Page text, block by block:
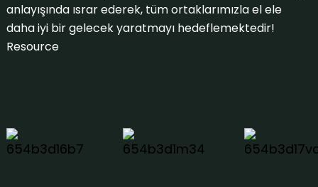
anlayışında ısrar ederek, tüm ortaklarımızla el ele
daha iyi bir gelecek yaratmayı hedeflemektedir!
Resource